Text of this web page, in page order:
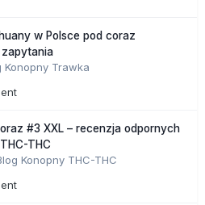
w Polsce pod coraz
Konopny Trawka
#3 XXL – recenzja odpornych
THC
Konopny THC-THC